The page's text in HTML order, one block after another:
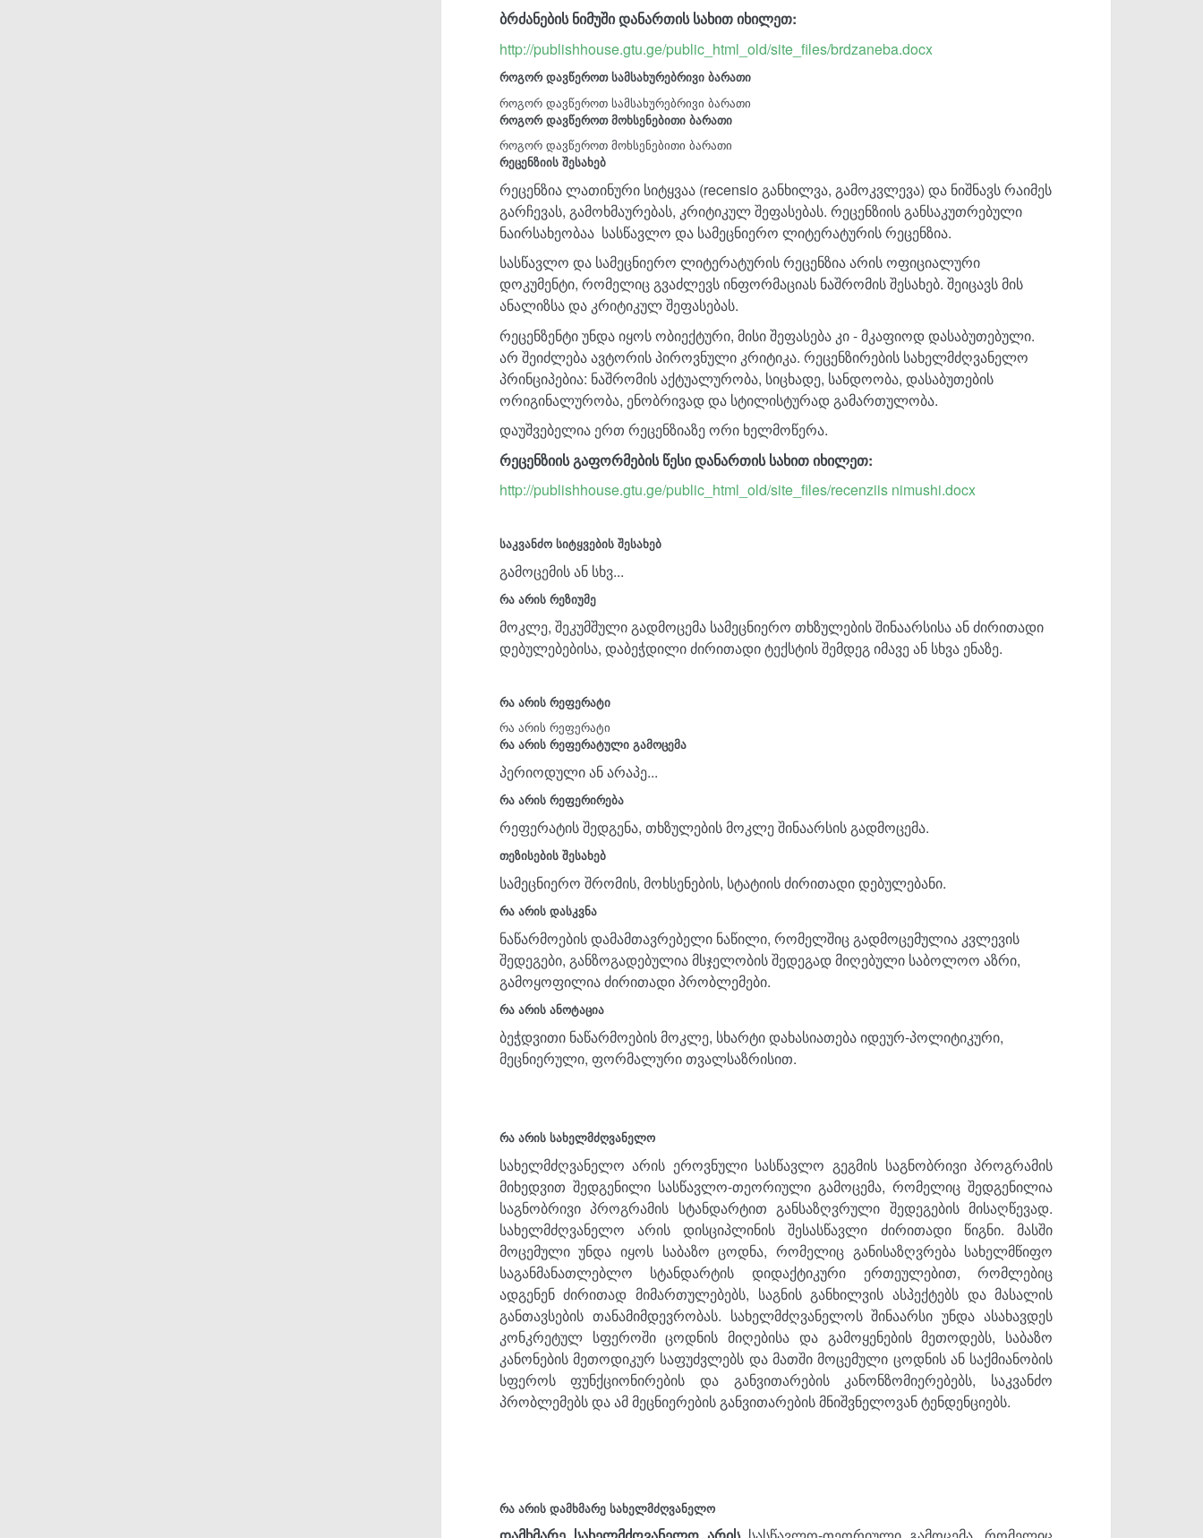
ბრძანების ნიმუში დანართის სახით იხილეთ:
http://publishhouse.gtu.ge/public_html_old/site_files/brdzaneba.docx
როგორ დავწეროთ სამსახურებრივი ბარათი
როგორ დავწეროთ სამსახურებრივი ბარათი
როგორ დავწეროთ მოხსენებითი ბარათი
როგორ დავწეროთ მოხსენებითი ბარათი
რეცენზიის შესახებ
რეცენზია ლათინური სიტყვაა (recensio განხილვა, გამოკვლევა) და ნიშნავს რაიმეს
გარჩევას, გამოხმაურებას, კრიტიკულ შეფასებას. რეცენზიის განსაკუთრებული
ნაირსახეობაა სასწავლო და სამეცნიერო ლიტერატურის რეცენზია.
სასწავლო და სამეცნიერო ლიტერატურის რეცენზია არის ოფიციალური
დოკუმენტი, რომელიც გვაძლევს ინფორმაციას ნაშრომის შესახებ. შეიცავს მის
ანალიზსა და კრიტიკულ შეფასებას.
რეცენზენტი უნდა იყოს ობიექტური, მისი შეფასება კი - მკაფიოდ დასაბუთებული.
არ შეიძლება ავტორის პიროვნული კრიტიკა. რეცენზირების სახელმძღვანელო
პრინციპებია: ნაშრომის აქტუალურობა, სიცხადე, სანდოობა, დასაბუთების
ორიგინალურობა, ენობრივად და სტილისტურად გამართულობა.
დაუშვებელია ერთ რეცენზიაზე ორი ხელმოწერა.
რეცენზიის გაფორმების წესი დანართის სახით იხილეთ:
http://publishhouse.gtu.ge/public_html_old/site_files/recenziis nimushi.docx
საკვანძო სიტყვების შესახებ
გამოცემის ან სხვ...
რა არის რეზიუმე
მოკლე, შეკუმშული გადმოცემა სამეცნიერო თხზულების შინაარსისა ან ძირითადი
დებულებებისა, დაბეჭდილი ძირითადი ტექსტის შემდეგ იმავე ან სხვა ენაზე.
რა არის რეფერატი
რა არის რეფერატი
რა არის რეფერატული გამოცემა
პერიოდული ან არაპე...
რა არის რეფერირება
რეფერატის შედგენა, თხზულების მოკლე შინაარსის გადმოცემა.
თეზისების შესახებ
სამეცნიერო შრომის, მოხსენების, სტატიის ძირითადი დებულებანი.
რა არის დასკვნა
ნაწარმოების დამამთავრებელი ნაწილი, რომელშიც გადმოცემულია კვლევის
შედეგები, განზოგადებულია მსჯელობის შედეგად მიღებული საბოლოო აზრი,
გამოყოფილია ძირითადი პრობლემები.
რა არის ანოტაცია
ბეჭდვითი ნაწარმოების მოკლე, სხარტი დახასიათება იდეურ-პოლიტიკური,
მეცნიერული, ფორმალური თვალსაზრისით.
რა არის სახელმძღვანელო
სახელმძღვანელო არის ეროვნული სასწავლო გეგმის საგნობრივი პროგრამის
მიხედვით შედგენილი სასწავლო-თეორიული გამოცემა, რომელიც შედგენილია
საგნობრივი პროგრამის სტანდარტით განსაზღვრული შედეგების მისაღწევად.
სახელმძღვანელო არის დისციპლინის შესასწავლი ძირითადი წიგნი. მასში
მოცემული უნდა იყოს საბაზო ცოდნა, რომელიც განისაზღვრება სახელმწიფო
საგანმანათლებლო სტანდარტის დიდაქტიკური ერთეულებით, რომლებიც
ადგენენ ძირითად მიმართულებებს, საგნის განხილვის ასპექტებს და მასალის
განთავსების თანამიმდევრობას. სახელმძღვანელოს შინაარსი უნდა ასახავდეს
კონკრეტულ სფეროში ცოდნის მიღებისა და გამოყენების მეთოდებს, საბაზო
კანონების მეთოდიკურ საფუძვლებს და მათში მოცემული ცოდნის ან საქმიანობის
სფეროს ფუნქციონირების და განვითარების კანონზომიერებებს, საკვანძო
პრობლემებს და ამ მეცნიერების განვითარების მნიშვნელოვან ტენდენციებს.
რა არის დამხმარე სახელმძღვანელო